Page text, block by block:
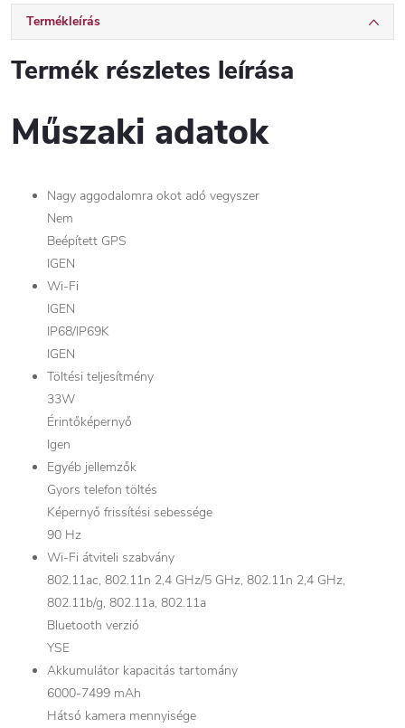
Termékleírás
Termék részletes leírása
Műszaki adatok
Nagy aggodalomra okot adó vegyszer
Nem
Beépített GPS
IGEN
Wi-Fi
IGEN
IP68/IP69K
IGEN
Töltési teljesítmény
33W
Érintőképernyő
Igen
Egyéb jellemzők
Gyors telefon töltés
Képernyő frissítési sebessége
90 Hz
Wi-Fi átviteli szabvány
802.11ac, 802.11n 2,4 GHz/5 GHz, 802.11n 2,4 GHz,
802.11b/g, 802.11a, 802.11a
Bluetooth verzió
YSE
Akkumulátor kapacitás tartomány
6000-7499 mAh
Hátsó kamera mennyisége